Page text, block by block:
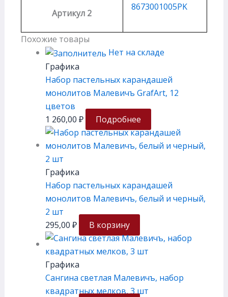
Артикул 2
8673001005PK
Похожие товары
Нет на складе
Графика
Набор пастельных карандашей
монолитов Малевичъ GrafArt, 12
цветов
1 260,00 ₽ Подробнее
Графика
Набор пастельных карандашей
монолитов Малевичъ, белый и черный,
2 шт
295,00 ₽ В корзину
Графика
Сангина светлая Малевичъ, набор
квадратных мелков, 3 шт